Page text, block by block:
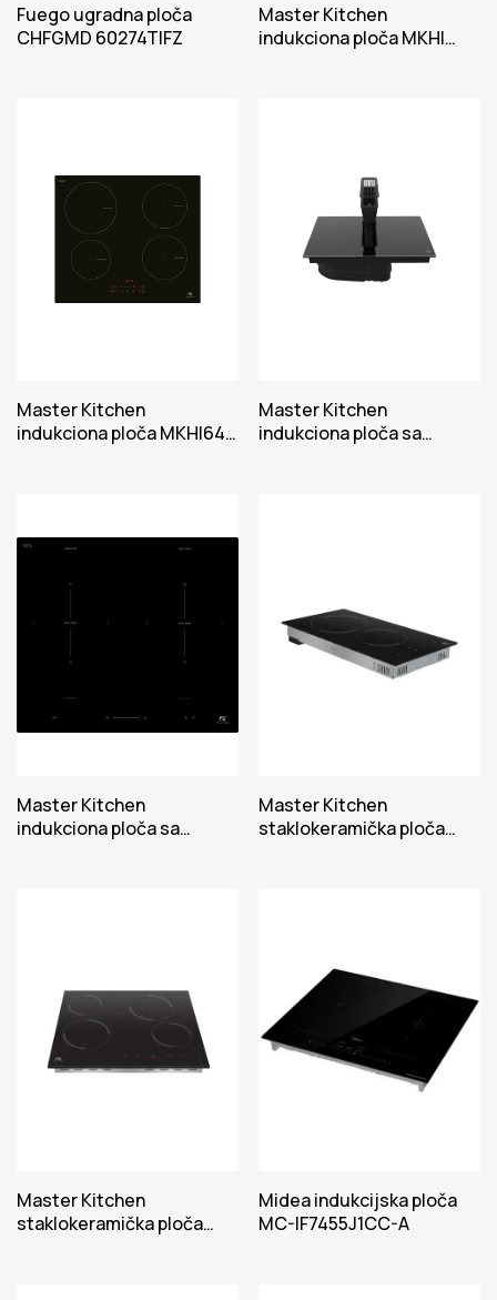
Fuego ugradna ploča
CHFGMD 60274TIFZ
Master Kitchen
indukciona ploča MKHI
Master Kitchen
indukciona ploča MKHI64E
Master Kitchen
indukciona ploča sa
Master Kitchen
indukciona ploča sa
Master Kitchen
staklokeramička ploča
Master Kitchen
staklokeramička ploča
Midea indukcijska ploča
MC-IF7455J1CC-A